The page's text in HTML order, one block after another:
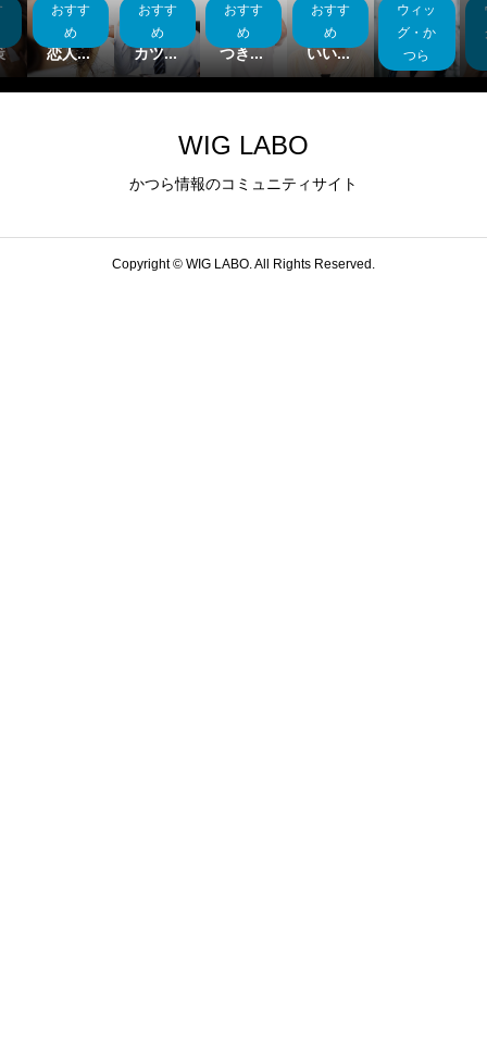
おすす
め
脱毛症
に悩む
恋人...
おすす
め
男性の
髪型、
カツ...
おすす
め
夏の髪
のべた
つき...
おすす
め
男性に
ウケの
いい...
ウィッ
グ・か
つら
医療用
ウィッ
グ選...
WIG LABO
かつら情報のコミュニティサイト
Copyright © WIG LABO. All Rights Reserved.